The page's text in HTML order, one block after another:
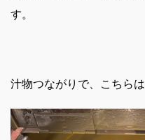
す。
汁物つながりで、こちらは